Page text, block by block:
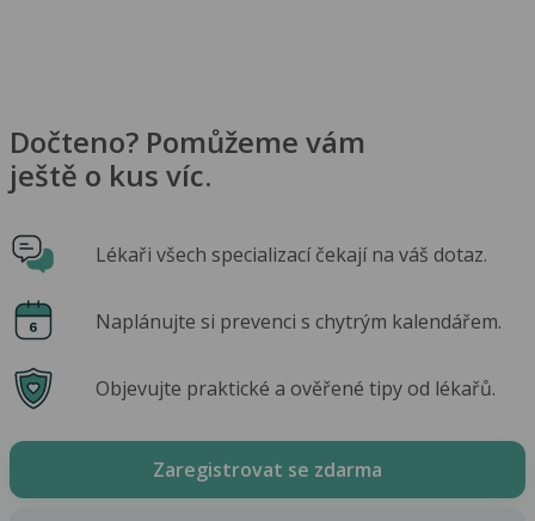
Dočteno? Pomůžeme vám
ještě o kus víc.
Lékaři všech specializací čekají na váš dotaz.
Naplánujte si prevenci s chytrým kalendářem.
Objevujte praktické a ověřené tipy od lékařů.
Zaregistrovat se zdarma